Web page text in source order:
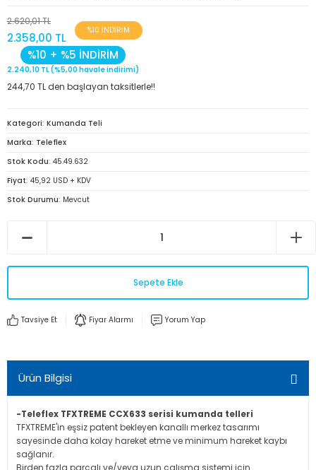
2.620,01 TL
2.358,00 TL
%10 İNDİRİM
%10 + %5 İNDİRİM
2.240,10 TL (%5,00 havale indirimi)
244,70 TL den başlayan taksitlerle!!
Kategori Kumanda Teli
Marka Teleflex
Stok Kodu 45.49.632
Fiyat 45,92 USD + KDV
Stok Durumu Mevcut
Sepete Ekle
Tavsiye Et Fiyar Alarmı Yorum Yap
Ürün Bilgisi
-Teleflex TFXTREME CCX633 serisi kumanda telleri
TFXTREME'in eşsiz patent bekleyen kanallı merkez tasarımı
sayesinde daha kolay hareket etme ve minimum hareket kaybı
sağlanır.